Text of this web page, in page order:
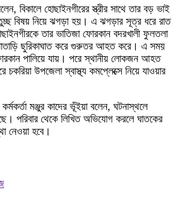
বিকালে হোছাইনগীরের স্ত্রীর সাথে তার বড় ভাই
তুচ্ছ বিষয় নিয়ে ঝগড়া হয়। এ ঝগড়ার সূত্র ধরে রাত
তার ভাতিজা ফোরকান বদরখালী ফুলতলা
ছুরিকাঘাত করে গুরুতর আহত করে। এ সময়
পালিয়ে যায়। পরে স্থানীয় লোকজন আহত
চকরিয়া উপজেলা স্বাস্থ্য কমপ্লেক্সে নিয়ে যাওয়ার
মঞ্জুর কাদের ভূঁইয়া বলেন, ঘটনাস্থলে
পরিবার থেকে লিখিত অভিযোগ করলে ঘাতকের
নেওয়া হবে।